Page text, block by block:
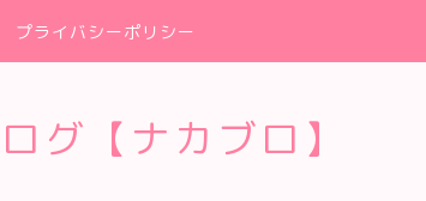
プライバシーポリシー
グ【ナカブロ】